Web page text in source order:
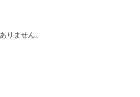
りません。